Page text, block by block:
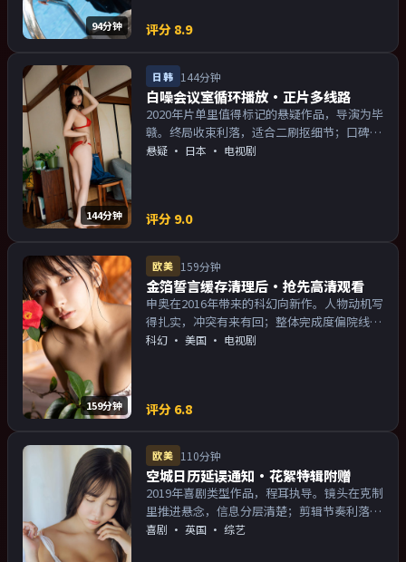
94分钟 评分 8.9
144分钟
日韩 144分钟
白噪会议室循环播放·正片多线路
2020年片单里值得标记的悬疑作品，导演为毕
赣。终局收束利落，适合二刷抠细节；口碑向
与娱乐性兼顾。主演以演技派为主，适合喜欢
悬疑 · 日本 · 电视剧
评分 9.0
159分钟
欧美 159分钟
金箔誓言缓存清理后·抢先高清观看
申奥在2016年带来的科幻向新作。人物动机写
得扎实，冲突有来有回；整体完成度偏院线质
感。主演以演技派为主，适合喜欢强叙事与人
科幻 · 美国 · 电视剧
评分 6.8
欧美 110分钟
空城日历延误通知·花絮特辑附赠
2019年喜剧类型作品，程耳执导。镜头在克制
里推进悬念，信息分层清楚；剪辑节奏利落，
观感顺滑。主演以演技派为主，适合喜欢强叙
喜剧 · 英国 · 综艺